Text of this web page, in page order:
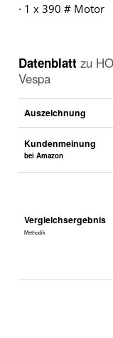
· 1 x 390 # Motor
Datenblatt zu
Vespa
Auszeichnung
Kundenmeinung
bei Amazon
Vergleichsergebnis
Methodik